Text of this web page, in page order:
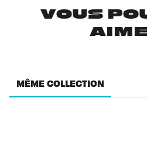
VOUS
MÊME COLLECTION